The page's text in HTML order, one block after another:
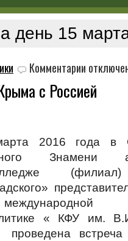
день 15
Комментарии записи
День
с Россией
2016 года в
Знамени
« КФУ им.